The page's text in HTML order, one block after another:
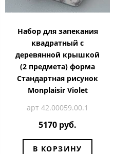
Набор для запекания
квадратный с
деревянной крышкой
(2 предмета) форма
Стандартная рисунок
Monplaisir Violet
арт 42.00059.00.1
5170 руб.
В КОРЗИНУ